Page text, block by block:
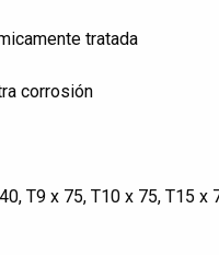
tratada
corrosión
T9 x 75, T10 x 75, T15 x